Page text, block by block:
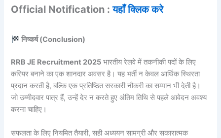
Official Notification :यहाँ क्लिक करे
निष्कर्ष (Conclusion)
RRB JE Recruitment 2025 भारतीय रेलवे में तकनीकी पदों के लिए
करियर बनाने का एक शानदार अवसर है। यह भर्ती न केवल आर्थिक स्थिरता
प्रदान करती है, बल्कि एक प्रतिष्ठित सरकारी नौकरी का सम्मान भी देती है।
जो उम्मीदवार पात्र हैं, उन्हें देर न करते हुए अंतिम तिथि से पहले आवेदन अवश्य
करना चाहिए।
सफलता के लिए नियमित तैयारी, सही अध्ययन सामग्री और सकारात्मक